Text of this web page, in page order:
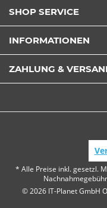
SHOP SERVICE
INFORMATIONEN
ZAHLUNG &
* Alle Preise inkl. gesetzl.
© 2026 IT-Planet GmbH